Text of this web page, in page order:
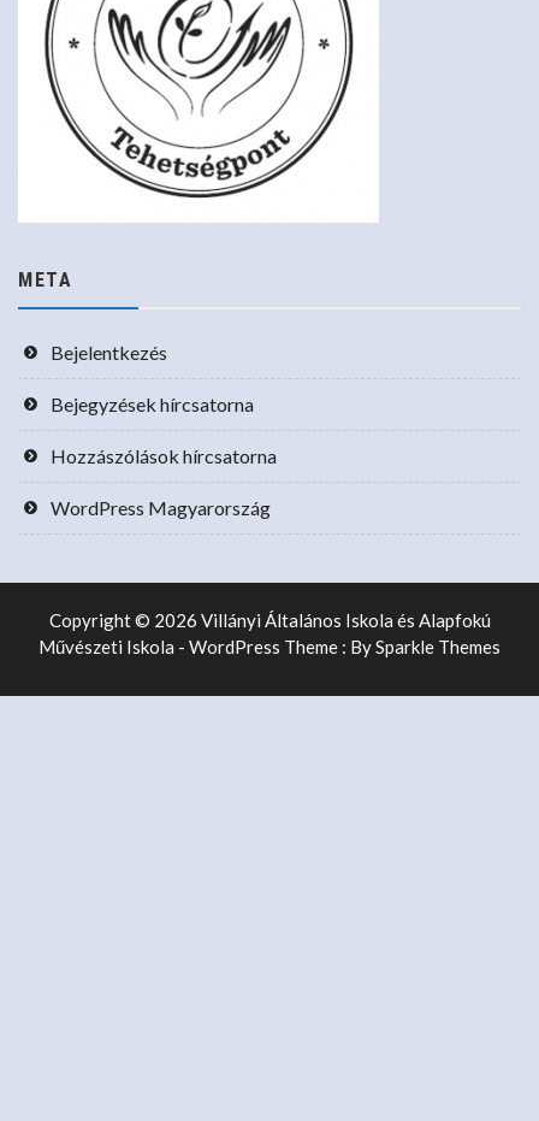
META
Bejelentkezés
Bejegyzések hírcsatorna
Hozzászólások hírcsatorna
WordPress Magyarország
Copyright © 2026 Villányi Általános Iskola és Alapfokú
Művészeti Iskola - WordPress Theme : BySparkle Themes